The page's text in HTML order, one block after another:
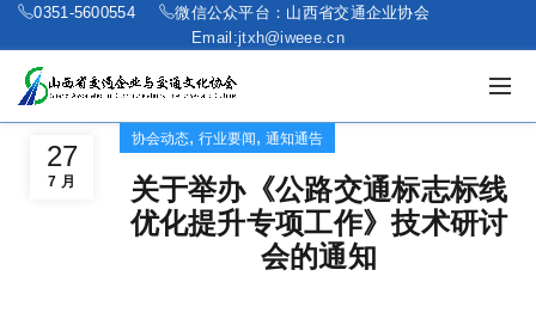
0351-5600554
微信公众平台：山西省交通企业协会
Email:jtxh@iweee.cn
27
7 月
协会动态, 行业要闻 , 通知通告
关于举办《公路交通标志标线
优化提升专项工作》技术研讨
会的通知